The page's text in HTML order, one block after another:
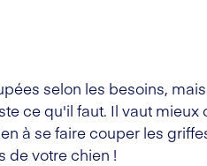
selon les besoins,
ce qu'il faut. Il vaut mieux
à se faire couper les
de votre chien !